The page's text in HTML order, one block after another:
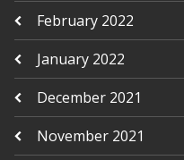
February 2022
January 2022
December 2021
November 2021